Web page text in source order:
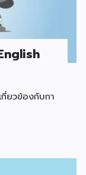
ยวข้องกับกา